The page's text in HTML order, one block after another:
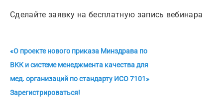
Сделайте заявку на бесплатную запись вебинара
«О проекте нового приказа Минздрава по
ВКК и системе менеджмента качества для
мед. организаций по стандарту ИСО 7101»
Зарегистрироваться!